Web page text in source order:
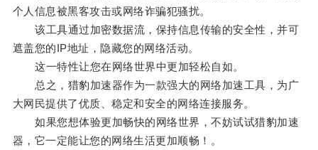
个人信息被黑客攻击或网络诈骗犯骚扰。
该工具通过加密数据流，保持信息传输的安全性，并可
遮盖您的IP地址，隐藏您的网络活动。
这一特性让您在网络世界中更加轻松自如。
总之，猎豹加速器作为一款强大的网络加速工具，为广
大网民提供了优质、稳定和安全的网络连接服务。
如果您想体验更加畅快的网络世界，不妨试试猎豹加速
器，它一定能让您的网络生活更加顺畅！。